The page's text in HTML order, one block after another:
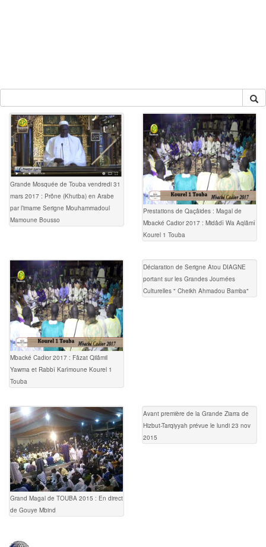
Grande Mosquée de Touba vendredi 31
mars 2017 : Prône (Khutba) en Arabe
par l’imame Serigne Mouhammadoul
Mamoune Bousso
Prestations de Qaçâides : Magal de
Mbacké Cadior 2017 : Midâdî Wa Aqlâmî
Kourel 1 Touba
Mbacké Cadior 2017 : Fâzat Qilâmil
Yawma et Rabbî Karîmoune Kourel 1
Touba
Déclaration de Serigne Atou DIAGNE
portant sur les Grandes Journées
Culturelles " Cheikh Ahmadou Bamba"
Grand Magal de TOUBA 2015 : En direct
de Gouye Mbind
Avant première de la Grande Ziarra de
Hizbut-Tarqiyyah prévue le lundi 23 nov
2015